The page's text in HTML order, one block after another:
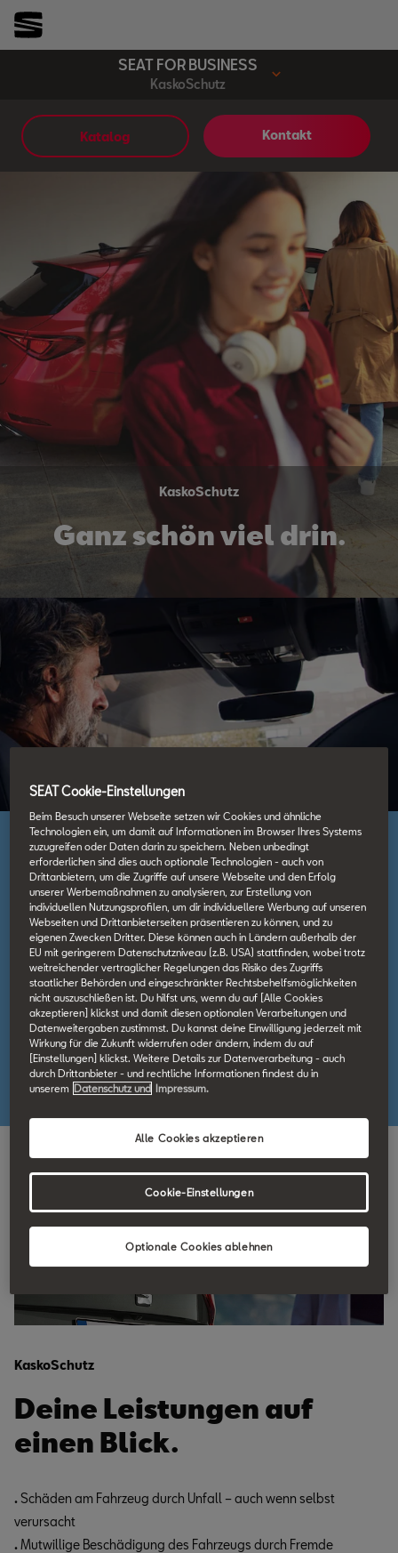
SEAT FOR BUSINESS
KaskoSchutz
Katalog Kontakt
KaskoSchutz
Ganz schön viel drin.
KaskoSchutz
KaskoSchutz und
Haftpflicht.
KaskoSchutz⁴ ist eine Dienstleistung der SEAT Leasing*, die dir
mehr bietet: mehr Leistungen, mehr finanzielle Planbarkeit – und
das zu attraktiven Konditionen. Versichern ist Pflicht –
KaskoSchutz⁴ ist die Kür. Steige jetzt ein.
KaskoSchutz
Deine Leistungen auf
einen Blick.
. Schäden am Fahrzeug durch Unfall – auch wenn selbst
verursacht
.Mutwillige Beschädigung des Fahrzeugs durch Fremde
SEAT Cookie-Einstellungen
Beim Besuch unserer Webseite setzen wir Cookies und ähnliche
Technologien ein, um damit auf Informationen im Browser Ihres Systems
zuzugreifen oder Daten darin zu speichern. Neben unbedingt
erforderlichen sind dies auch optionale Technologien - auch von
Drittanbietern, um die Zugriffe auf unsere Webseite und den Erfolg
unserer Werbemaßnahmen zu analysieren, zur Erstellung von
individuellen Nutzungsprofilen, um dir individuellere Werbung auf unseren
Webseiten und Drittanbieterseiten präsentieren zu können, und zu
eigenen Zwecken Dritter. Diese können auch in Ländern außerhalb der
EU mit geringerem Datenschutzniveau (z.B. USA) stattfinden, wobei trotz
weitreichender vertraglicher Regelungen das Risiko des Zugriffs
staatlicher Behörden und eingeschränkter Rechtsbehelfsmöglichkeiten
nicht auszuschließen ist. Du hilfst uns, wenn du auf [Alle Cookies
akzeptieren] klickst und damit diesen optionalen Verarbeitungen und
Datenweitergaben zustimmst. Du kannst deine Einwilligung jederzeit mit
Wirkung für die Zukunft widerrufen oder ändern, indem du auf
[Einstellungen] klickst. Weitere Details zur Datenverarbeitung - auch
durch Drittanbieter - und rechtliche Informationen findest du in
unserem Datenschutz und Impressum.
Optionale Cookies ablehnen
Alle Cookies akzeptieren
Cookie-Einstellungen